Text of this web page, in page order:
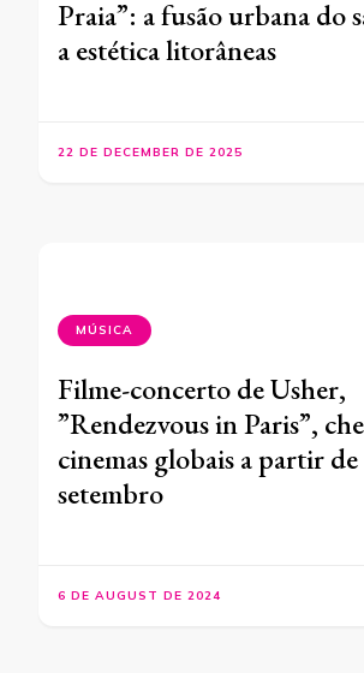
Praia”: a fusão urbana do
a estética litorâneas
22 DE DECEMBER DE 2025
MÚSICA
Filme-concerto de Usher,
”Rendezvous in Paris”,
cinemas globais a partir
setembro
6 DE AUGUST DE 2024